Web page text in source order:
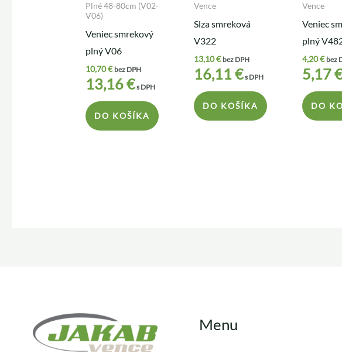
Plné 48-80cm (V02-
V06)
Veniec smrekový
plný V06
10,70€ bez DPH
13,16€s DPH
DO KOŠÍKA
Vence
Slza smreková
V322
13,10€ bez DPH
16,11€s DPH
DO KOŠÍKA
Vence
Veniec
plný
4,20€ bez
5,17
DO
Menu